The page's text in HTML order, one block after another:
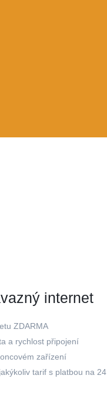
internet
ZDARMA
a rychlost připojení
zařízení
tarif s platbou na 24